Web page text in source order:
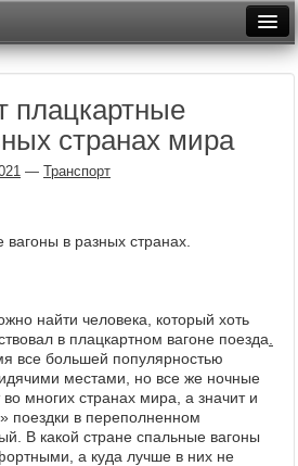
Неделя
Месяц
Архив
Видеотоп
плацкартные
странах мира
— Транспорт
в разных странах.
найти человека, который хоть
в плацкартном вагоне поезда
все большей популярностью
местами, но все же ночные
многих странах мира, а значит и
поездки в переполненном
В какой стране спальные вагоны
а куда лучше в них не